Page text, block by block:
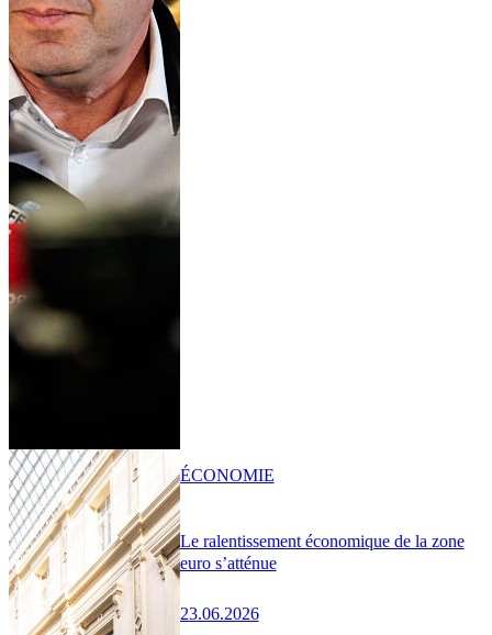
Le ralentissement économique de la zone
euro s’atténue
23.06.2026
ÉCONOMIE